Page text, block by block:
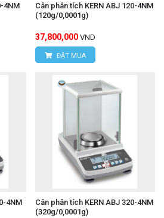
4NM
Cân phân tích KERN ABJ 120-4NM
(120g/0,0001g)
37,800,000 VND
ĐẶT MUA
4NM
Cân phân tích KERN ABJ 320-4NM
(320g/0,0001g)